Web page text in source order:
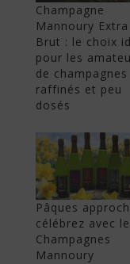
Champagne
Mannoury Extra
Brut : le choix
pour les
de champagnes
raffinés et peu
dosés
Pâques
célébrez avec
Champagnes
Mannoury